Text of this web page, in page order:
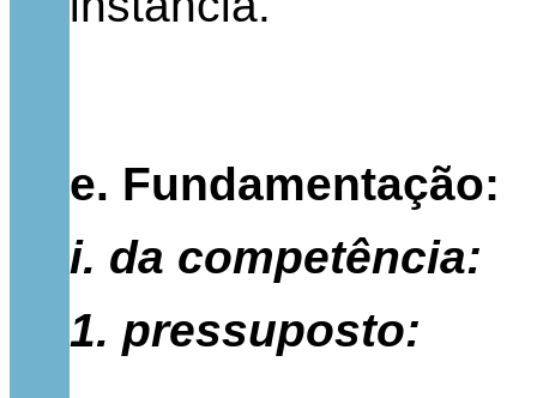
e. Fundamentação:
i. da competência:
1. pressuposto: